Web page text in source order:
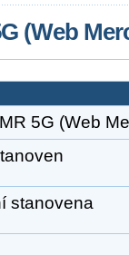
(Web
5G (Web
stanovena